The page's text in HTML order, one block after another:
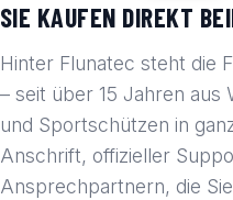
SIE KAUFEN DIREKT
Hinter Flunatec steht die
– seit über 15 Jahren aus
und Sportschützen in
Anschrift, offizieller
Ansprechpartnern, die